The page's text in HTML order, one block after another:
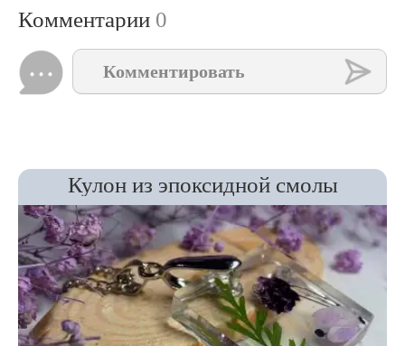
Комментарии 0
Комментировать
Кулон из эпоксидной смолы